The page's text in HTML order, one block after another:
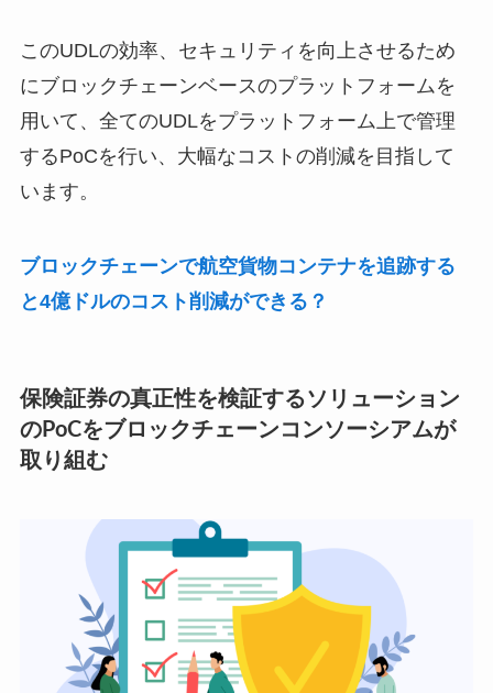
このUDLの効率、セキュリティを向上させるため
にブロックチェーンベースのプラットフォームを
用いて、全てのUDLをプラットフォーム上で管理
するPoCを行い、大幅なコストの削減を目指して
います。
ブロックチェーンで航空貨物コンテナを追跡する
と4億ドルのコスト削減ができる？
保険証券の真正性を検証するソリューション
のPoCをブロックチェーンコンソーシアムが
取り組む